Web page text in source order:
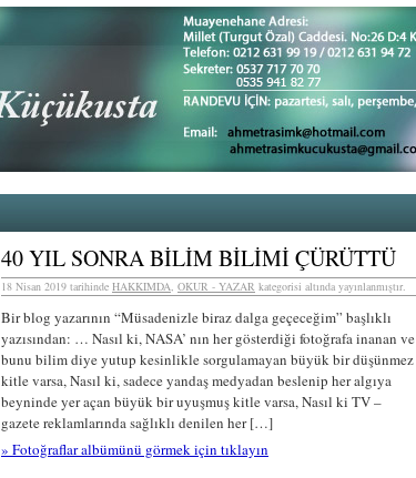
40 YIL SONRA BİLİM BİLİMİ ÇÜRÜTTÜ
18 Nisan 2019 tarihinde HAKKIMDA, OKUR - YAZAR kategorisi altında yayınlanmıştır.
Bir blog yazarının “Müsadenizle biraz dalga geçeceğim” başlıklı
yazısından: … Nasıl ki, NASA’ nın her gösterdiği fotoğrafa inanan ve
bunu bilim diye yutup kesinlikle sorgulamayan büyük bir düşünmez
kitle varsa, Nasıl ki, sadece yandaş medyadan beslenip her algıya
beyninde yer açan büyük bir uyuşmuş kitle varsa, Nasıl ki TV –
gazete reklamlarında sağlıklı denilen her […]
» Fotoğraflar albümünü görmek için tıklayın